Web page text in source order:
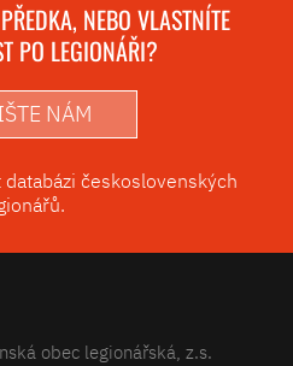
NEBO VLASTNÍTE
PO LEGIONÁŘI?
NÁM
československých
obec legionářská, z.s.